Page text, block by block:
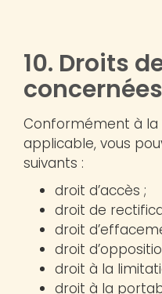
10. Droits
concernées
Conformément à
applicable, vous
suivants :
droit d’accès ;
droit de
droit
droit
droit à la
droit à la